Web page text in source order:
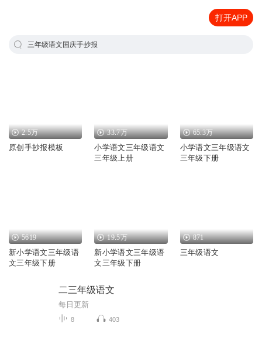
打开APP
三年级语文国庆手抄报
2.5万
原创手抄报模板
33.7万
小学语文三年级语文
三年级上册
65.3万
小学语文三年级语文
三年级下册
5619
新小学语文三年级语
文三年级下册
19.5万
新小学语文三年级语
文三年级下册
871
三年级语文
二三年级语文
每日更新
8 403